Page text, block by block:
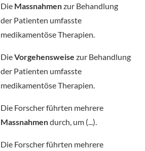
Die Massnahmenzur Behandlung
der Patienten umfasste
medikamentöse Therapien.
DieVorgehensweise zur Behandlung
der Patienten umfasste
medikamentöse Therapien.
Die Forscher führten mehrere
Massnahmendurch, um (...).
Die Forscher führten mehrere